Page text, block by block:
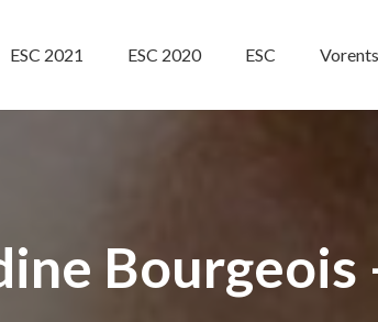
ESC 2021 ESC 2020 ESC
Bourgeois